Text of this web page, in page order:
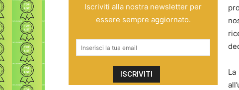
Iscriviti alla nostra newsletter per
essere sempre aggiornato.